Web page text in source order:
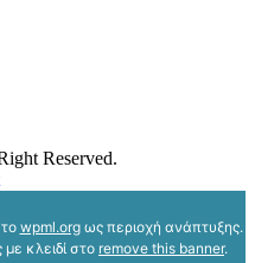
Reserved.
wpml.orgως περιοχή ανάπτυξης.
κλειδί στο remove this banner.